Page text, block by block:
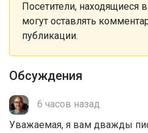
Посетители, находящиеся
могут оставлять
публикации.
Обсуждения
6 часов назад
Уважаемая, я вам дважды